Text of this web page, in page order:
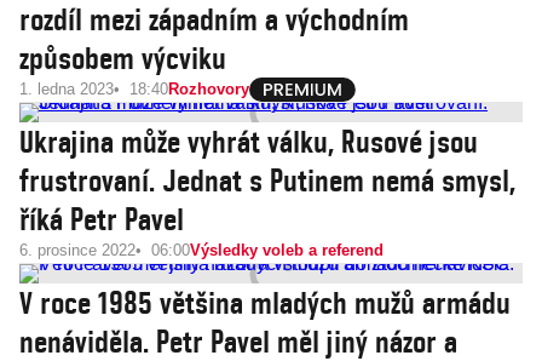
rozdíl mezi západním a východním
způsobem výcviku
1. ledna 2023 18:40Rozhovory
Ukrajina může vyhrát válku, Rusové jsou
frustrovaní. Jednat s Putinem nemá smysl,
říká Petr Pavel
6. prosince 2022 06:00Výsledky voleb a referend
V roce 1985 většina mladých mužů armádu
nenáviděla. Petr Pavel měl jiný názor a